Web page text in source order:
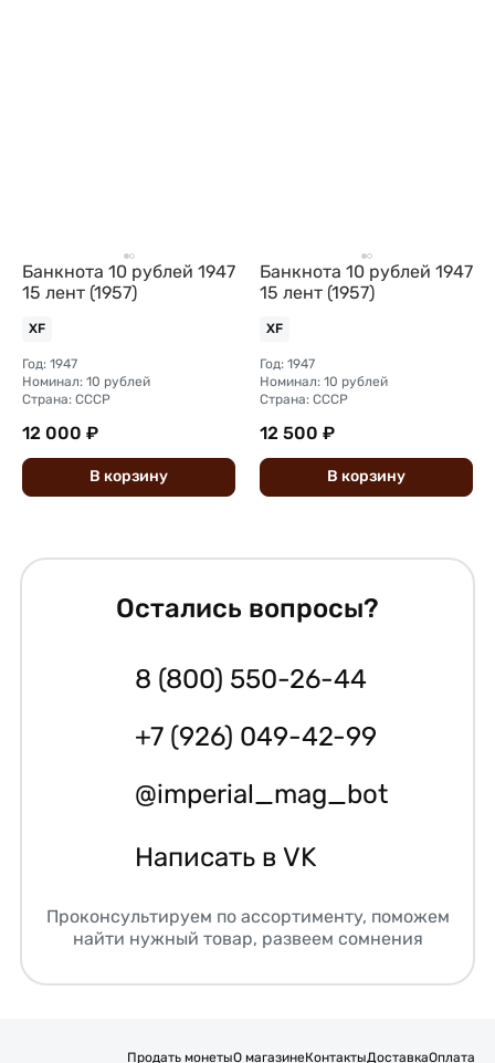
Банкнота 10 рублей 1947
15 лент (1957)
XF
Год: 1947
Номинал: 10 рублей
Страна: СССР
12 000 ₽
В корзину
Банкнота 10 рублей 1947
15 лент (1957)
XF
Год: 1947
Номинал: 10 рублей
Страна: СССР
12 500 ₽
В корзину
Остались вопросы?
8 (800) 550-26-44
+7 (926) 049-42-99
@imperial_mag_bot
Написать в VK
Проконсультируем по ассортименту, поможем
найти нужный товар, развеем сомнения
Продать монетыО магазинеКонтактыДоставкаОплата